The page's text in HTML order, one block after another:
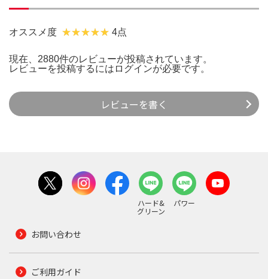
オススメ度 4点
現在、2880件のレビューが投稿されています。
レビューを投稿するには ログインが必要です。
レビューを書く
ハード&
グリーン
パワー
お問い合わせ
ご利用ガイド